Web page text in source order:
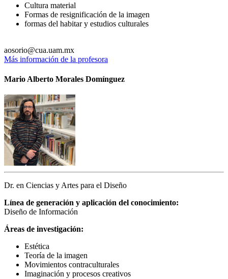
Cultura material
Formas de resignificación de la imagen
formas del habitar y estudios culturales
aosorio@cua.uam.mx
Más información de la profesora
Mario Alberto Morales Domínguez
Dr. en Ciencias y Artes para el Diseño
Línea de generación y aplicación del conocimiento:
Diseño de Información
Áreas de investigación:
Estética
Teoría de la imagen
Movimientos contraculturales
Imaginación y procesos creativos